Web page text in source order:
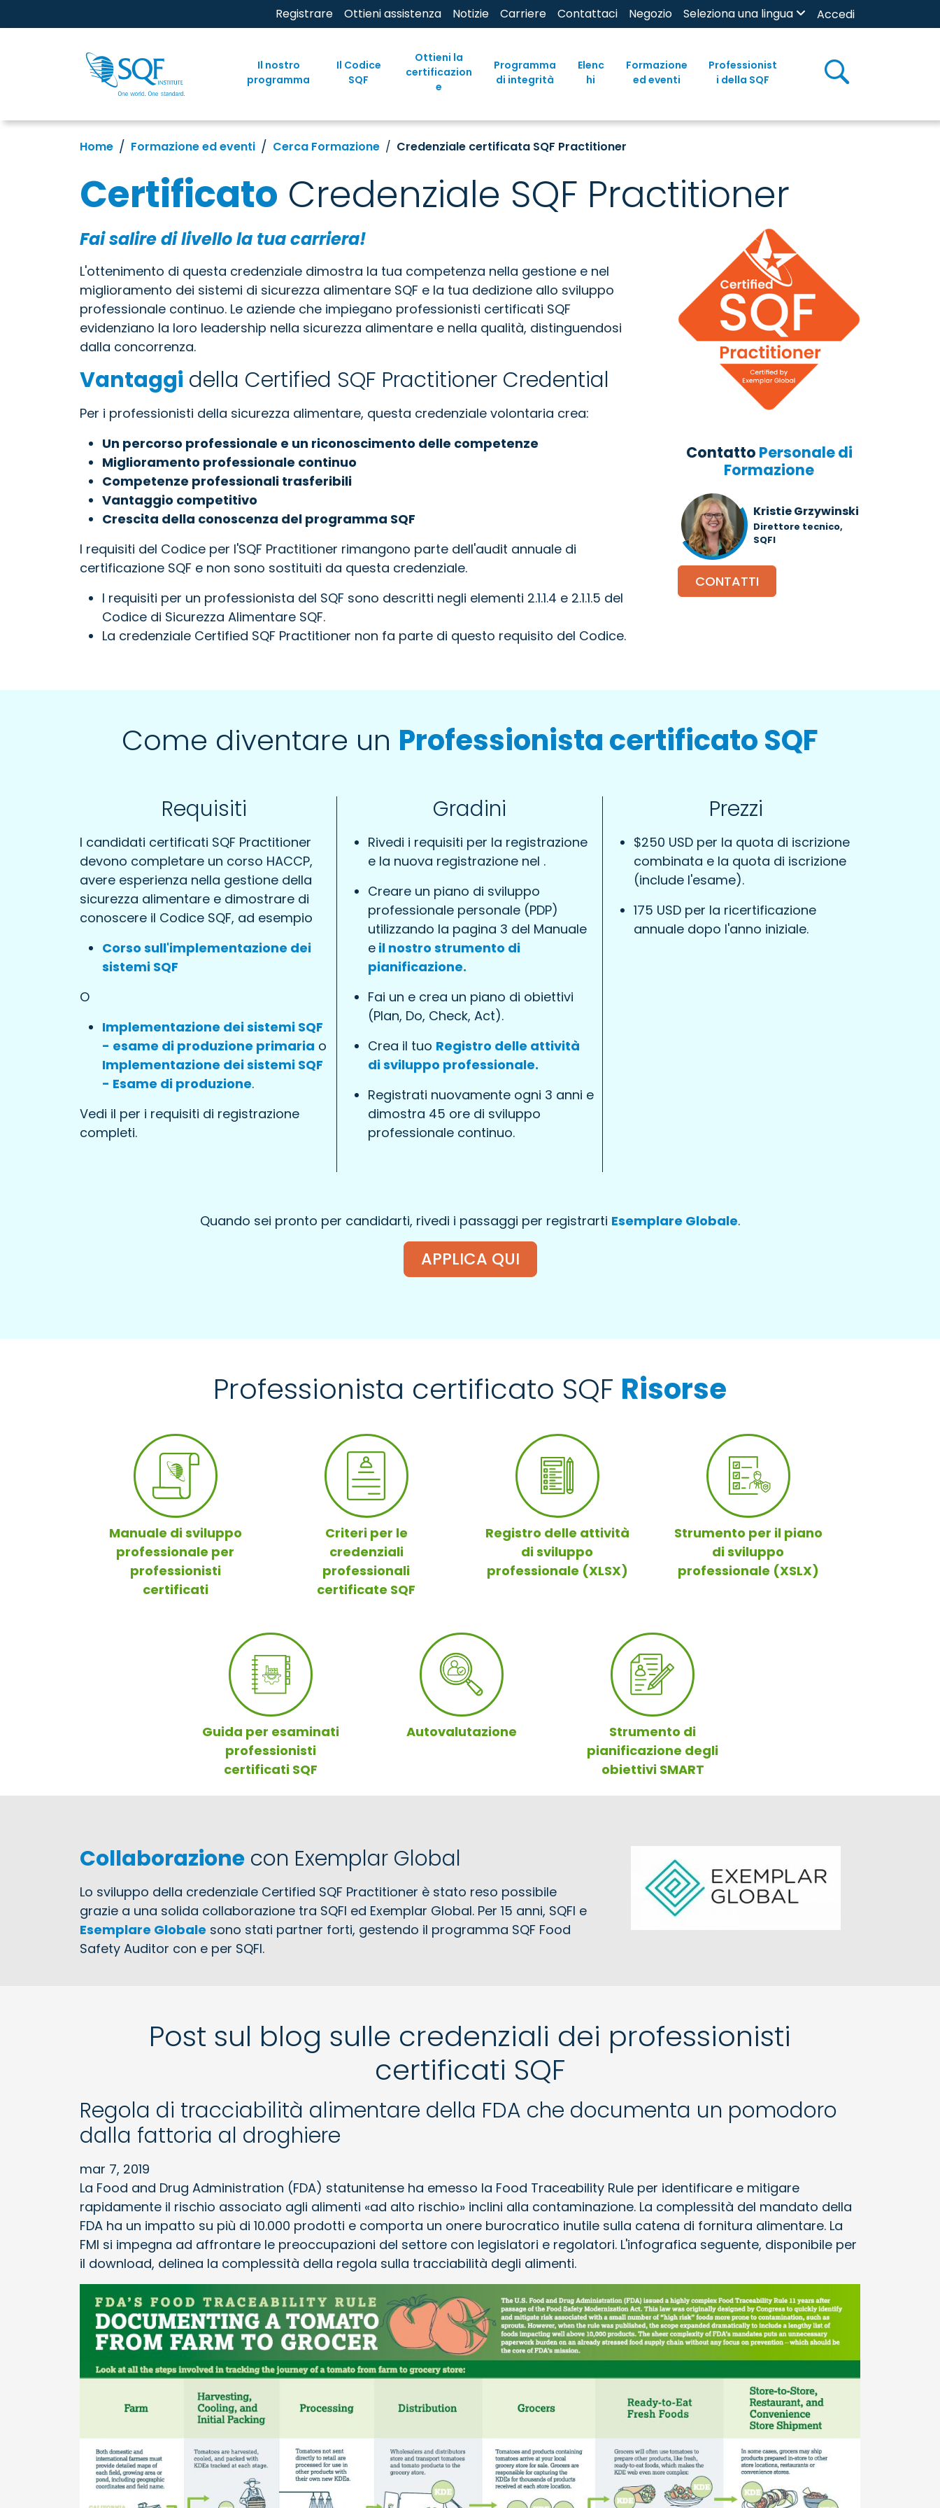
Registrare Ottieni assistenza Notizie Carriere Contattaci Negozio Seleziona una lingua Accedi
Il nostro
programma
Il Codice
SQF
Ottieni la
certificazion
e
Programma
di integrità
Elenc
hi
Formazione
ed eventi
Professionist
i della SQF
Home Formazione ed eventi Cerca Formazione Credenziale certificata SQF Practitioner
Certificato Credenziale SQF Practitioner
Fai salire di livello la tua carriera!
L'ottenimento di questa credenziale dimostra la tua competenza nella gestione e nel
miglioramento dei sistemi di sicurezza alimentare SQF e la tua dedizione allo sviluppo
professionale continuo. Le aziende che impiegano professionisti certificati SQF
evidenziano la loro leadership nella sicurezza alimentare e nella qualità, distinguendosi
dalla concorrenza.
Vantaggi della Certified SQF Practitioner Credential
Per i professionisti della sicurezza alimentare, questa credenziale volontaria crea:
Un percorso professionale e un riconoscimento delle competenze
Miglioramento professionale continuo
Competenze professionali trasferibili
Vantaggio competitivo
Crescita della conoscenza del programma SQF
I requisiti del Codice per l'SQF Practitioner rimangono parte dell'audit annuale di
certificazione SQF e non sono sostituiti da questa credenziale.
I requisiti per un professionista del SQF sono descritti negli elementi 2.1.1.4 e 2.1.1.5 del
Codice di Sicurezza Alimentare SQF.
La credenziale Certified SQF Practitioner non fa parte di questo requisito del Codice.
Contatto Personale di
Formazione
Kristie Grzywinski
Direttore tecnico,
SQFI
CONTATTI
Come diventare un Professionista certificato SQF
Requisiti
I candidati certificati SQF Practitioner
devono completare un corso HACCP,
avere esperienza nella gestione della
sicurezza alimentare e dimostrare di
conoscere il Codice SQF, ad esempio
Corso sull'implementazione dei
sistemi SQF
O
Implementazione dei sistemi SQF
- esame di produzione primaria o
Implementazione dei sistemi SQF
- Esame di produzione.
Vedi il per i requisiti di registrazione
completi.
Gradini
Rivedi i requisiti per la registrazione
e la nuova registrazione nel .
Creare un piano di sviluppo
professionale personale (PDP)
utilizzando la pagina 3 del Manuale
e il nostro strumento di
pianificazione.
Fai un e crea un piano di obiettivi
(Plan, Do, Check, Act).
Crea il tuo Registro delle attività
di sviluppo professionale.
Registrati nuovamente ogni 3 anni e
dimostra 45 ore di sviluppo
professionale continuo.
Prezzi
$250 USD per la quota di iscrizione
combinata e la quota di iscrizione
(include l'esame).
175 USD per la ricertificazione
annuale dopo l'anno iniziale.
Quando sei pronto per candidarti, rivedi i passaggi per registrarti Esemplare Globale.
APPLICA QUI
Professionista certificato SQF Risorse
Manuale di sviluppo
professionale per
professionisti
certificati
Criteri per le
credenziali
professionali
certificate SQF
Registro delle attività
di sviluppo
professionale (XLSX)
Strumento per il piano
di sviluppo
professionale (XSLX)
Guida per esaminati
professionisti
certificati SQF
Autovalutazione
Strumento di
pianificazione degli
obiettivi SMART
Collaborazione con Exemplar Global
Lo sviluppo della credenziale Certified SQF Practitioner è stato reso possibile
grazie a una solida collaborazione tra SQFI ed Exemplar Global. Per 15 anni, SQFI e
Esemplare Globale sono stati partner forti, gestendo il programma SQF Food
Safety Auditor con e per SQFI.
Post sul blog sulle credenziali dei professionisti
certificati SQF
Regola di tracciabilità alimentare della FDA che documenta un pomodoro
dalla fattoria al droghiere
mar 7, 2019
La Food and Drug Administration (FDA) statunitense ha emesso la Food Traceability Rule per identificare e mitigare
rapidamente il rischio associato agli alimenti «ad alto rischio» inclini alla contaminazione. La complessità del mandato della
FDA ha un impatto su più di 10.000 prodotti e comporta un onere burocratico inutile sulla catena di fornitura alimentare. La
FMI si impegna ad affrontare le preoccupazioni del settore con legislatori e regolatori. L'infografica seguente, disponibile per
il download, delinea la complessità della regola sulla tracciabilità degli alimenti.